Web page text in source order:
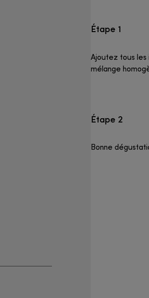
Étape 1
Ajoutez tous les
mélange
Étape 2
Bonne